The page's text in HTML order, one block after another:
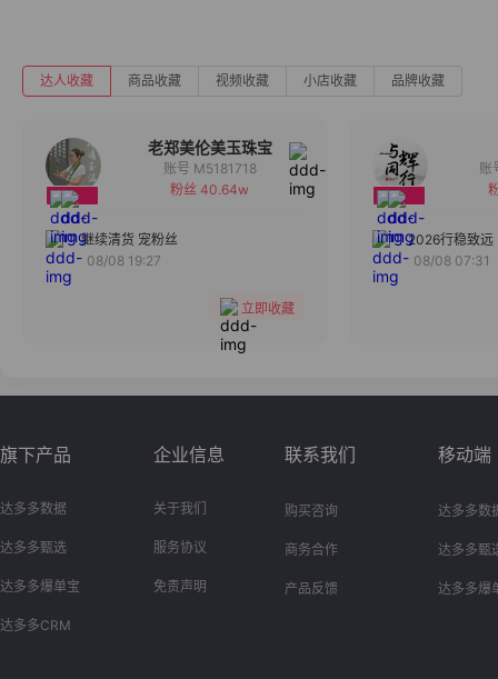
达人收藏 商品收藏 视频收藏 小店收藏 品牌收藏
老郑美伦美玉珠宝
备注
账号 M5181718
粉丝 40.64w
继续清货 宠粉丝
08/08 19:27
立即收藏
2026行稳致远
08/08 07:31
旗下产品
达多多数据
达多多甄选
达多多爆单宝
达多多CRM
企业信息
关于我们
服务协议
免责声明
联系我们
购买咨询
商务合作
产品反馈
移动端
达多多数
达多多甄
达多多爆